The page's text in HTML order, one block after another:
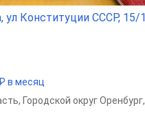
ул Конституции СССР, 15/
в месяц
, Городской округ Оренбург,